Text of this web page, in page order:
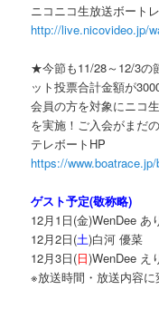
ニコニコ生放送ボート
http://live.nicovideo.jp/
★今節も11/28～12/3の
ット投票合計金額が
会員の方を対象にニコ
を実施！ご入会がまだ
テレボートHP
https://
ゲスト予定(敬称略)
12月1日(金)WenDee あ
12月2日(土)白河 優菜
12月3日(日)WenDee え
※放送時間・放送内容に